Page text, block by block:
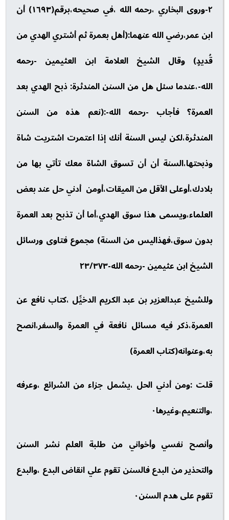
٢-وروى البخاري ،رحمه الله ،في صحيحه،برقم(١٦٩٣) أن
ابن عمر،رضي الله عنهما:(أهل بعمرة ثم أشتري الهدي من
قُديدٍ) وقال الشيخ العلامة ابن العثيمين -رحمه
الله-،عندما سئل هل من السنن المندثرة: ذبح الهدي بعد
العمرة؟ فأجاب -رحمه الله-:(نعم هذه من السنن
المندثرة،لكن ليس السنة أنك إذا اعتمرت اشتريت شاة
وذبحتها،السنة أن أن تسوق الشاة معك تأتي بها من
بلادك،أوعلى الأقل من الميقات،أومن أدني حل عند بعض
العلماء،ويسمى هذا سوق الهدي،أما أن تذبح بعد العمرة
بدون سوق،فهذاليس من السنة) مجموع فتاوى ورسائل
الشيخ ابن عثيمين -رحمه الله-٢٣/٣٧٣
وللشيخ عبدالعزير بن عبد الكريم الدخيِّل ،كتاب نافع عن
العمرة،ذكر فيه مسائل نافعة في العمرة والسفر،انصح
به،وعنوانه(كتاب العمرة)
قلت :ومن أدني الحل ،يشمل جزاء من الشرائع ،وعرفه
،والتنعيم،وغيرها٠
وأنصح نفسي وأخواني من طلبة العلم نشر السنن
والتحذير من البدع فالسنن تقوم علي انقاض البدع ،والبدع
تقوم على هدم السنن٠